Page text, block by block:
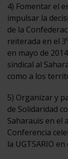
4) Fomentar el
impulsar la
de la
reiterada en el
en mayo de
sindical al
como a los
5) Organizar y
de Solidaridad
Saharauis en el
Conferencia
la UGTSARIO